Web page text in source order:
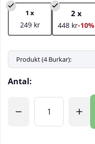
1 x
249 kr
2 x
448 kr-10%
Antal: